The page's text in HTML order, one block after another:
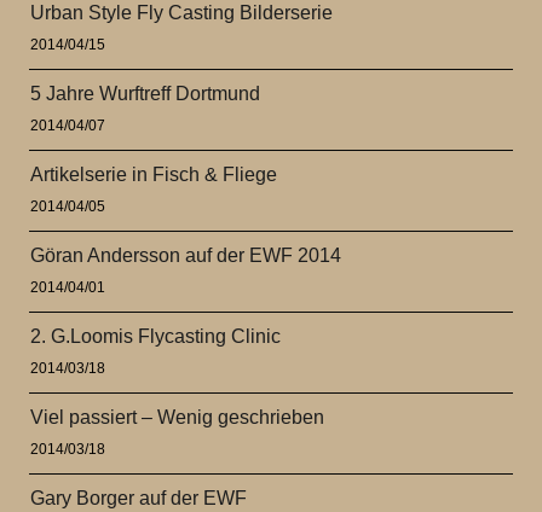
Urban Style Fly Casting Bilderserie
2014/04/15
5 Jahre Wurftreff Dortmund
2014/04/07
Artikelserie in Fisch & Fliege
2014/04/05
Göran Andersson auf der EWF 2014
2014/04/01
2. G.Loomis Flycasting Clinic
2014/03/18
Viel passiert – Wenig geschrieben
2014/03/18
Gary Borger auf der EWF